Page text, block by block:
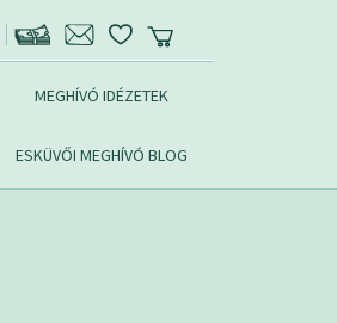
MEGHÍVÓ IDÉZETEK
ESKÜVŐI MEGHÍVÓ BLOG